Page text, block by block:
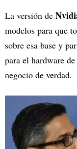
La versión de
modelos para que
sobre esa base y
para el hardware
negocio de verdad.